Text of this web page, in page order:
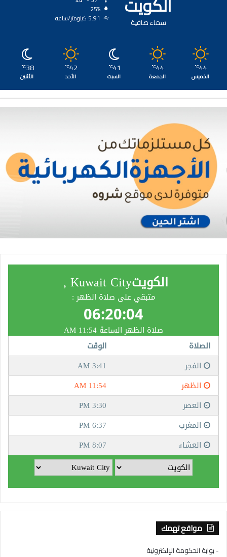
سماء صافية
25%
5.91 كيلومتر/ساعة
44
℃
الخميس
44
℃
الجمعة
41
℃
السبت
42
℃
الأحد
38
℃
الأثنين
مواقع تهمك
- بوابة الحكومة الإلكترونية